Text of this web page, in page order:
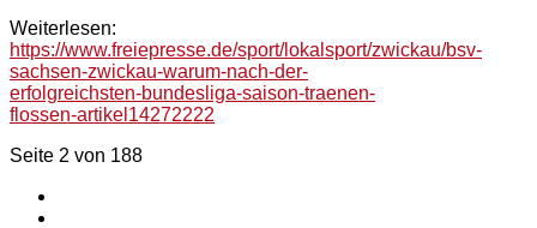
Weiterlesen:
https://www.freiepresse.de/sport/lokalsport/zwickau/bsv-
sachsen-zwickau-warum-nach-der-
erfolgreichsten-bundesliga-saison-traenen-
flossen-artikel14272222
Seite 2 von 188